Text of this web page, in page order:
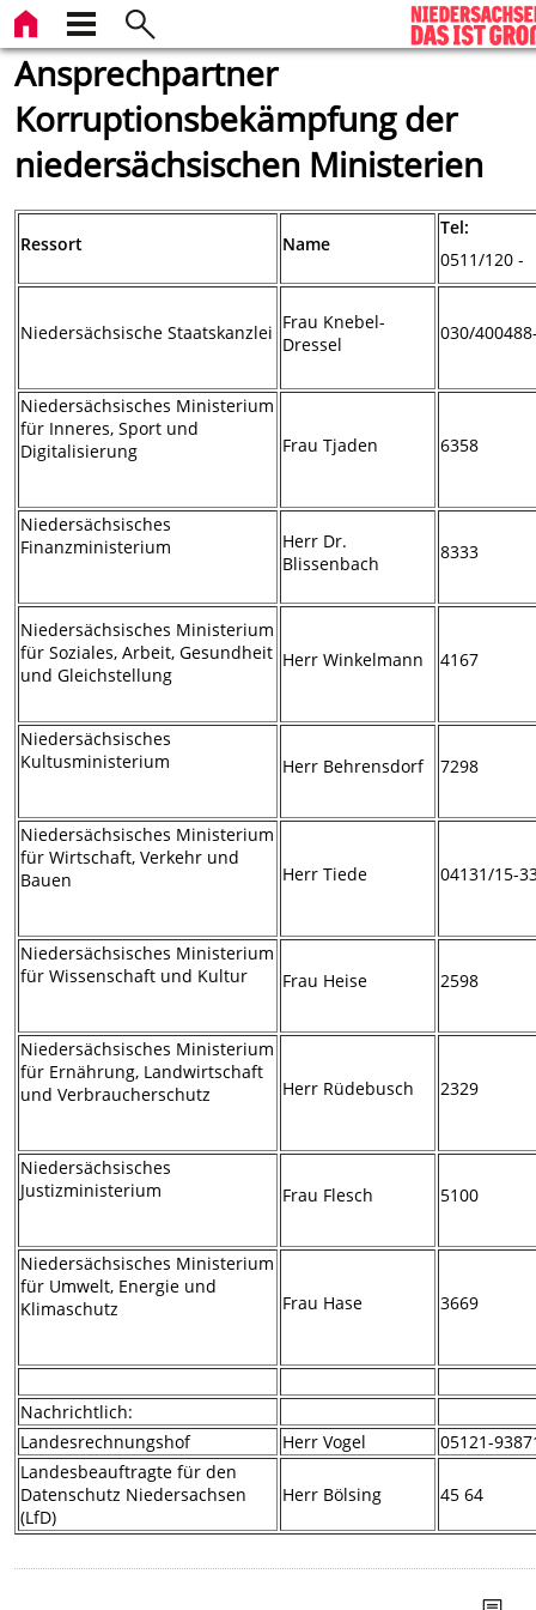
Ansprechpartner
Korruptionsbekämpfung der
niedersächsischen Ministerien
Ressort Name
Tel:
0511/120 -
Niedersächsische Staatskanzlei Frau Knebel-
Dressel
030/
Niedersächsisches Ministerium
für Inneres, Sport und
Digitalisierung
Frau Tjaden 6358
Niedersächsisches
Finanzministerium
Herr Dr.
Blissenbach
8333
Niedersächsisches Ministerium
für Soziales, Arbeit, Gesundheit
und Gleichstellung
Herr Winkelmann 4167
Niedersächsisches
Kultusministerium
Herr Behrensdorf 7298
Niedersächsisches Ministerium
für Wirtschaft, Verkehr und
Bauen
Herr Tiede 04131/15-
Niedersächsisches Ministerium
für Wissenschaft und Kultur
Frau Heise 2598
Niedersächsisches Ministerium
für Ernährung, Landwirtschaft
und Verbraucherschutz
Herr Rüdebusch 2329
Niedersächsisches
Justizministerium
Frau Flesch 5100
Niedersächsisches Ministerium
für Umwelt, Energie und
Klimaschutz
Frau Hase 3669
Nachrichtlich:
Landesrechnungshof
Herr Vogel
05121-
Landesbeauftragte für den
Datenschutz Niedersachsen
(LfD)
Herr Bölsing 45 64